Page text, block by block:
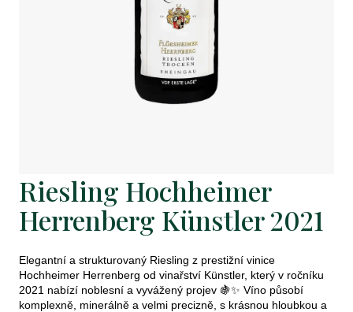
Riesling Hochheimer
Herrenberg Künstler 2021
Elegantní a strukturovaný Riesling z prestižní vinice
Hochheimer Herrenberg od vinařství Künstler, který v ročníku
2021 nabízí noblesní a vyvážený projev 🍇✨ Víno působí
komplexně, minerálně a velmi precizně, s krásnou hloubkou a
j
í
t
?